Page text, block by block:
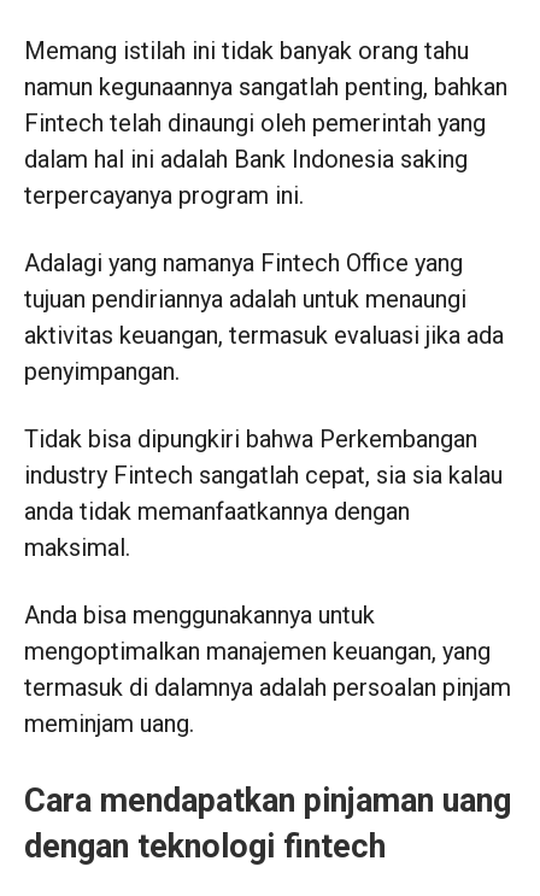
Memang istilah ini tidak banyak orang tahu
namun kegunaannya sangatlah penting, bahkan
Fintech telah dinaungi oleh pemerintah yang
dalam hal ini adalah Bank Indonesia saking
terpercayanya program ini.
Adalagi yang namanya Fintech Office yang
tujuan pendiriannya adalah untuk menaungi
aktivitas keuangan, termasuk evaluasi jika ada
penyimpangan.
Tidak bisa dipungkiri bahwa Perkembangan
industry Fintech sangatlah cepat, sia sia kalau
anda tidak memanfaatkannya dengan
maksimal.
Anda bisa menggunakannya untuk
mengoptimalkan manajemen keuangan, yang
termasuk di dalamnya adalah persoalan pinjam
meminjam uang.
Cara mendapatkan pinjaman uang
dengan teknologi fintech